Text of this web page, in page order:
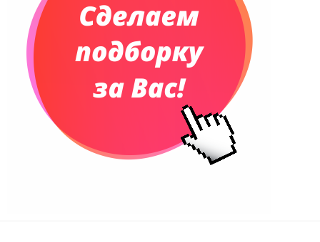
Сумки и Рюкзаки
Сумки для планшетов и ноутбуков
Рюкзаки
Конференц-сумки
Сумки для покупок промо
Несессеры и косметички
Сумки дорожные